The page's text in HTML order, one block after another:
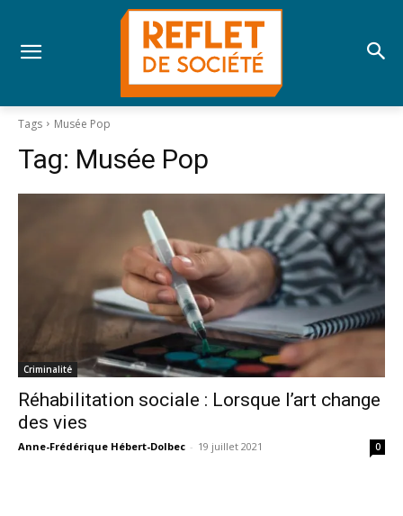
Tags Musée Pop
Tag: Musée Pop
Criminalité
Réhabilitation sociale : Lorsque l’art change
des vies
Anne-Frédérique Hébert-Dolbec - 19 juillet 2021 0